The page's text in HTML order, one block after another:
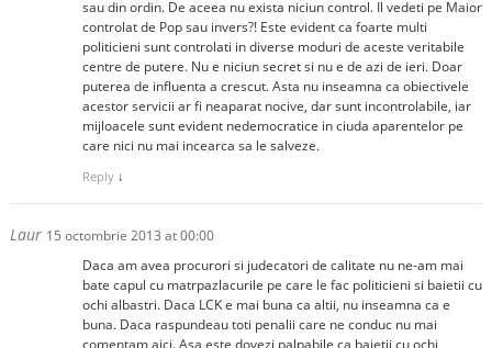
sau din ordin. De aceea nu exista niciun control. Il vedeti pe Maior
controlat de Pop sau invers?! Este evident ca foarte multi
politicieni sunt controlati in diverse moduri de aceste veritabile
centre de putere. Nu e niciun secret si nu e de azi de ieri. Doar
puterea de influenta a crescut. Asta nu inseamna ca obiectivele
acestor servicii ar fi neaparat nocive, dar sunt incontrolabile, iar
mijloacele sunt evident nedemocratice in ciuda aparentelor pe
care nici nu mai incearca sa le salveze.
Reply ↓
Laur 15 octombrie 2013 at 00:00
Daca am avea procurori si judecatori de calitate nu ne-am mai
bate capul cu matrpazlacurile pe care le fac politicieni si baietii cu
ochi albastri. Daca LCK e mai buna ca altii, nu inseamna ca e
buna. Daca raspundeau toti penalii care ne conduc nu mai